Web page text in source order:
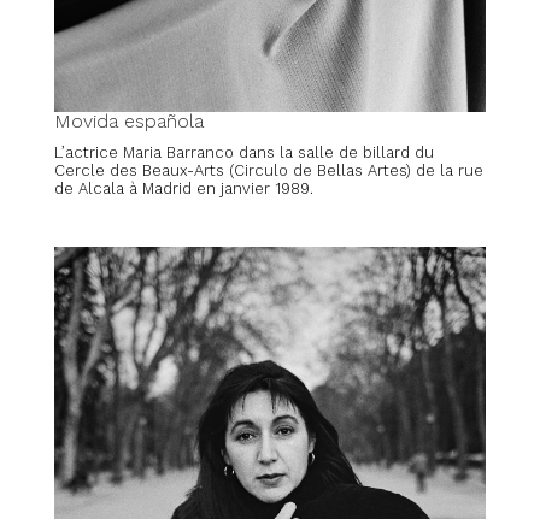
Movida española
L’actrice Maria Barranco dans la salle de billard du
Cercle des Beaux-Arts (Circulo de Bellas Artes) de la rue
de Alcala à Madrid en janvier 1989.